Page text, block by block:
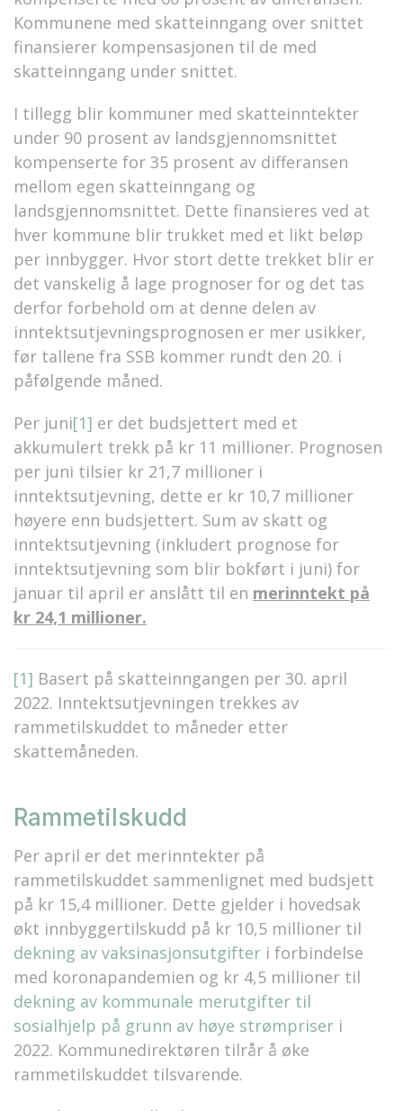
Kommunene med skatteinngang over snittet
finansierer kompensasjonen til de med
skatteinngang under snittet.
I tillegg blir kommuner med skatteinntekter
under 90 prosent av landsgjennomsnittet
kompenserte for 35 prosent av differansen
mellom egen skatteinngang og
landsgjennomsnittet. Dette finansieres ved at
hver kommune blir trukket med et likt beløp
per innbygger. Hvor stort dette trekket blir er
det vanskelig å lage prognoser for og det tas
derfor forbehold om at denne delen av
inntektsutjevningsprognosen er mer usikker,
før tallene fra SSB kommer rundt den 20. i
påfølgende måned.
Per juni[1] er det budsjettert med et
akkumulert trekk på kr 11 millioner. Prognosen
per juni tilsier kr 21,7 millioner i
inntektsutjevning, dette er kr 10,7 millioner
høyere enn budsjettert. Sum av skatt og
inntektsutjevning (inkludert prognose for
inntektsutjevning som blir bokført i juni) for
januar til april er anslått til en merinntekt på
kr 24,1 millioner.
[1] Basert på skatteinngangen per 30. april
2022. Inntektsutjevningen trekkes av
rammetilskuddet to måneder etter
skattemåneden.
Rammetilskudd
Per april er det merinntekter på
rammetilskuddet sammenlignet med budsjett
på kr 15,4 millioner. Dette gjelder i hovedsak
økt innbyggertilskudd på kr 10,5 millioner til
dekning av vaksinasjonsutgifter i forbindelse
med koronapandemien og kr 4,5 millioner til
dekning av kommunale merutgifter til
sosialhjelp på grunn av høye strømpriser i
2022. Kommunedirektøren tilrår å øke
rammetilskuddet tilsvarende.